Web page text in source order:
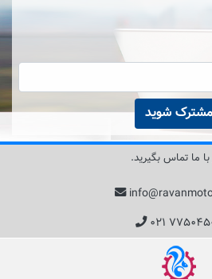
مشترک شوید
ما تماس بگیرید.
۷۷۵۰۴۵۰۰